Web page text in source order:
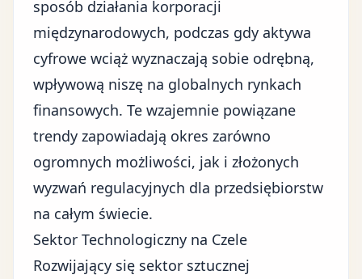
sposób działania korporacji
międzynarodowych, podczas gdy aktywa
cyfrowe wciąż wyznaczają sobie odrębną,
wpływową niszę na globalnych rynkach
finansowych. Te wzajemnie powiązane
trendy zapowiadają okres zarówno
ogromnych możliwości, jak i złożonych
wyzwań regulacyjnych dla przedsiębiorstw
na całym świecie.
Sektor Technologiczny na Czele
Rozwijający się sektor sztucznej